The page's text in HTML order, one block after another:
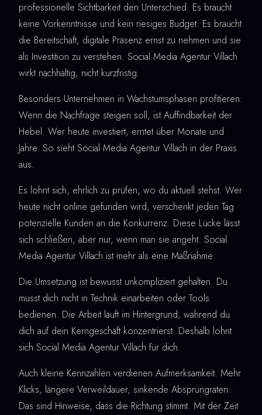
professionelle Sichtbarkeit den Unterschied. Es braucht
keine Vorkenntnisse und kein riesiges Budget. Es braucht
die Bereitschaft, digitale Präsenz ernst zu nehmen und sie
als Investition zu verstehen. Social Media Agentur Villach
wirkt nachhaltig, nicht kurzfristig.
Besonders Unternehmen in Wachstumsphasen profitieren:
Wenn die Nachfrage steigen soll, ist Auffindbarkeit der
Hebel. Wer heute investiert, erntet über Monate und
Jahre. So sieht Social Media Agentur Villach in der Praxis
aus.
Es lohnt sich, ehrlich zu prüfen, wo du aktuell stehst. Wer
heute nicht online gefunden wird, verschenkt jeden Tag
potenzielle Kunden an die Konkurrenz. Diese Lücke lässt
sich schließen, aber nur, wenn man sie angeht. Social
Media Agentur Villach ist mehr als eine Maßnahme.
Die Umsetzung ist bewusst unkompliziert gehalten. Du
musst dich nicht in Technik einarbeiten oder Tools
bedienen. Die Arbeit läuft im Hintergrund, während du
dich auf dein Kerngeschäft konzentrierst. Deshalb lohnt
sich Social Media Agentur Villach für dich.
Auch kleine Kennzahlen verdienen Aufmerksamkeit. Mehr
Klicks, längere Verweildauer, sinkende Absprungraten:
Das sind Hinweise, dass die Richtung stimmt. Mit der Zeit